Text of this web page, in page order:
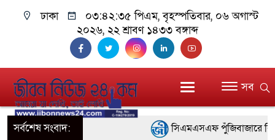
ঢাকা ০৩:৪২:৩৫ পিএম, বৃহস্পতিবার, ০৬ অগাস্ট
২০২৬, ২২ শ্রাবণ ১৪৩৩ বঙ্গাব্দ
সব
সর্বশেষ সংবাদ:
সিএমএসএফ পুঁজিবাজারে